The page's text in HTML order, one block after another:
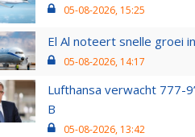
05-08-2026, 15:25
El Al noteert snelle groei
05-08-2026, 14:17
Lufthansa verwacht 777-
B
05-08-2026, 13:42